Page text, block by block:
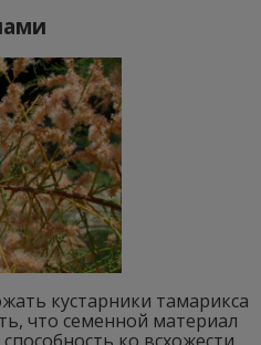
кустарники тамарикса
что семенной материал
ко всхожести